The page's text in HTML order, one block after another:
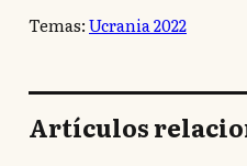
Temas:Ucrania 2022
Artículos